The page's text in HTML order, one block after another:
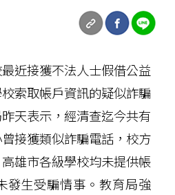
近接獲不法人士假借公益
索取帳戶資訊的疑似詐騙
天表示，經清查迄今共有
接獲類似詐騙電話，校方
雄市各級學校均未提供帳
發生受騙情事。教育局強